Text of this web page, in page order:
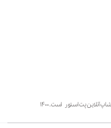
پت استور است. ۱۴۰۰